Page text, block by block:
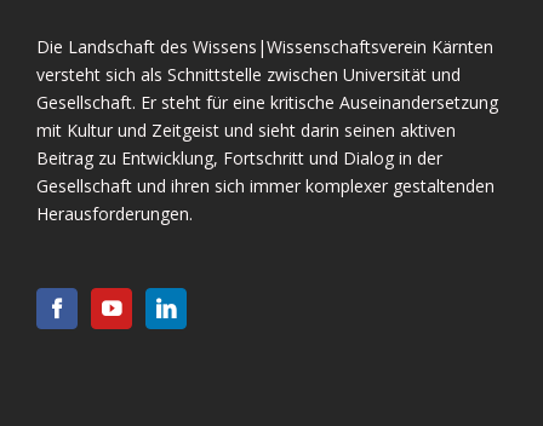
Die Landschaft des Wissens|Wissenschaftsverein Kärnten
versteht sich als Schnittstelle zwischen Universität und
Gesellschaft. Er steht für eine kritische Auseinandersetzung
mit Kultur und Zeitgeist und sieht darin seinen aktiven
Beitrag zu Entwicklung, Fortschritt und Dialog in der
Gesellschaft und ihren sich immer komplexer gestaltenden
Herausforderungen.